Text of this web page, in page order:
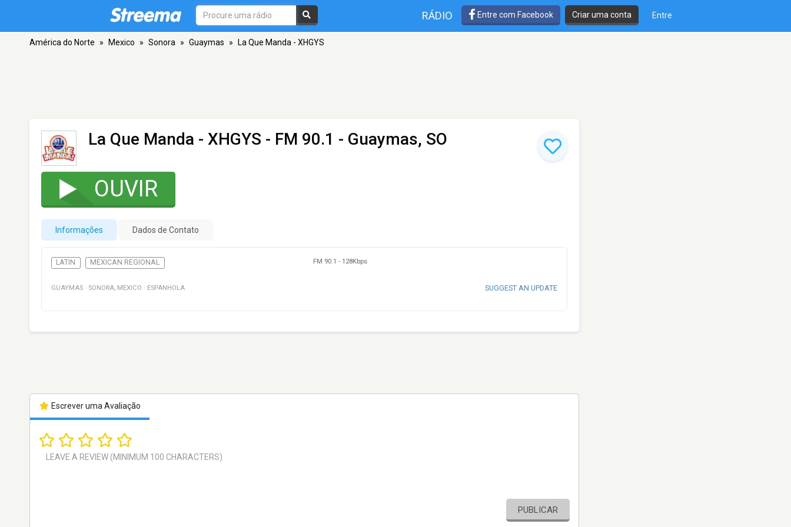
RÁDIO Entre com Facebook Criar uma conta Entre
América do Norte » Mexico » Sonora » Guaymas » La Que Manda - XHGYS
La Que Manda - XHGYS - FM 90.1 - Guaymas, SO
OUVIR
Informações Dados de Contato
LATIN MEXICAN REGIONAL FM 90.1 - 128Kbps
GUAYMAS · SONORA, MEXICO · ESPANHOLA SUGGEST AN UPDATE
Escrever uma Avaliação
PUBLICAR